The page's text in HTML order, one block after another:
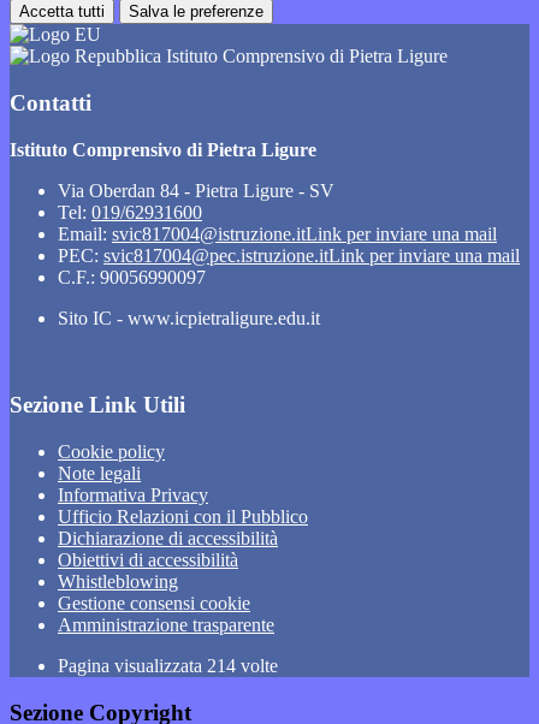
Accetta tutti Salva le preferenze
Istituto Comprensivo di Pietra Ligure
Contatti
Istituto Comprensivo di Pietra Ligure
Via Oberdan 84 - Pietra Ligure - SV
Tel: 019/62931600
Email: svic817004@istruzione.itLink per inviare una mail
PEC: svic817004@pec.istruzione.itLink per inviare una mail
C.F.: 90056990097
Sito IC - www.icpietraligure.edu.it
Sezione Link Utili
Cookie policy
Note legali
Informativa Privacy
Ufficio Relazioni con il Pubblico
Dichiarazione di accessibilità
Obiettivi di accessibilità
Whistleblowing
Gestione consensi cookie
Amministrazione trasparente
Pagina visualizzata 214 volte
Sezione Copyright